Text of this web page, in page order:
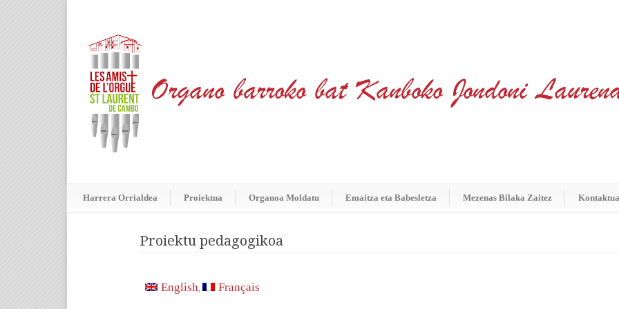
Harrera Orrialdea Proiektua Organoa Moldatu Emaitza eta Babesletza Mezenas Bilaka Zaitez Kontaktua
Proiektu pedagogikoa
English Français